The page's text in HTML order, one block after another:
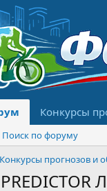
Конкурсы
Поиск по форуму